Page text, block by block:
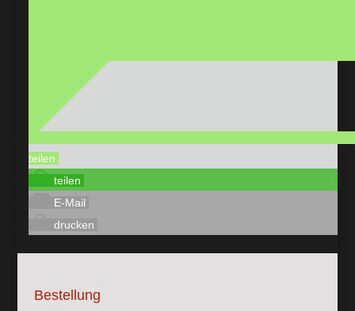
teilen
teilen
E-Mail
drucken
Bestellung